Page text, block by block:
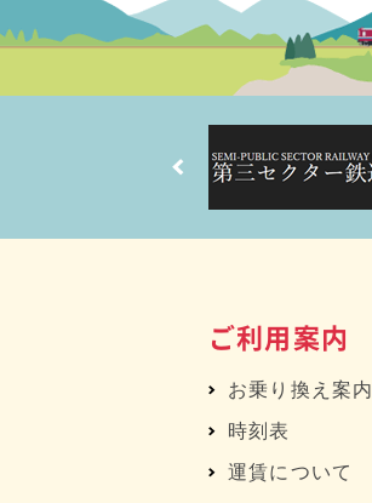
ご利用案内
お乗り換え案内
時刻表
運賃について